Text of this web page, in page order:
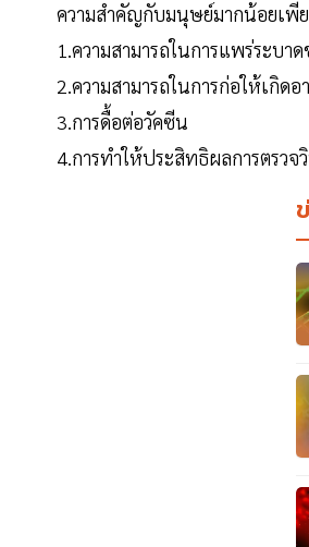
ความสำคัญกับมนุษย์มากน้อยเพีย
1.ความสามารถในการแพร่ระบาด
2.ความสามารถในการก่อให้เกิด
3.การดื้อต่อวัคซีน
4.การทำให้ประสิทธิผลการตรว